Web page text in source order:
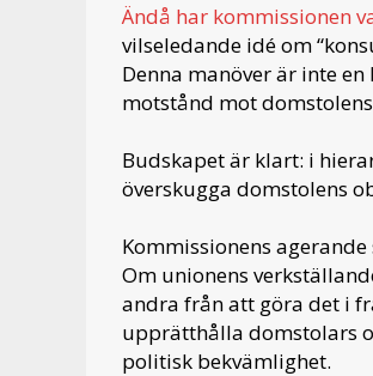
Ändå har kommissionen
vilseledande idé om
Denna manöver är inte
motstånd mot
Budskapet är klart: i
överskugga domstolens
Kommissionens
Om unionens
andra från att göra det i
upprätthålla domstolars
politisk bekvämlighet.